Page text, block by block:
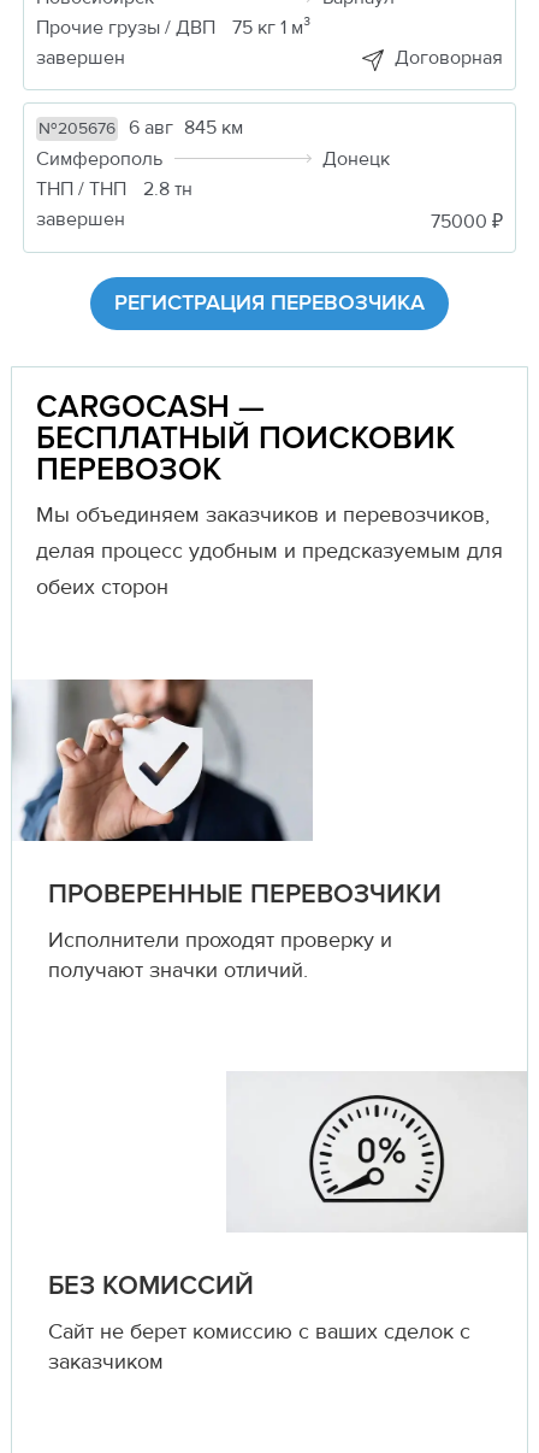
Прочие грузы / ДВП
75 кг 1 м³
завершен
Договорная
№205676 6 авг 845 км
Симферополь
Донецк
ТНП / ТНП
2.8 тн
завершен
75000 ₽
РЕГИСТРАЦИЯ ПЕРЕВОЗЧИКА
CARGOCASH —
БЕСПЛАТНЫЙ ПОИСКОВИК
ПЕРЕВОЗОК
Мы объединяем заказчиков и перевозчиков,
делая процесс удобным и предсказуемым для
обеих сторон
ПРОВЕРЕННЫЕ ПЕРЕВОЗЧИКИ
Исполнители проходят проверку и
получают значки отличий.
БЕЗ КОМИССИЙ
Сайт не берет комиссию с ваших сделок с
заказчиком